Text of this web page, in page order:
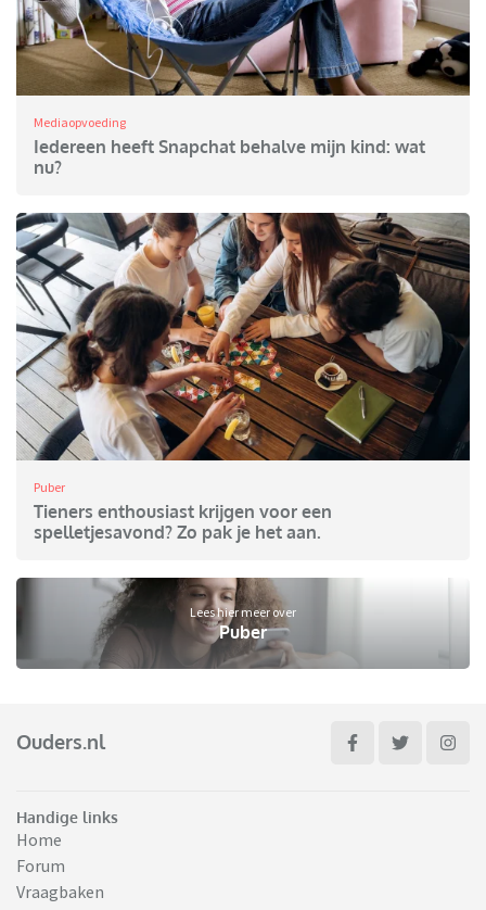
Mediaopvoeding
Iedereen heeft Snapchat behalve mijn kind: wat
nu?
Puber
Tieners enthousiast krijgen voor een
spelletjesavond? Zo pak je het aan.
Lees hier meer over
Puber
Ouders.nl
Handige links
Home
Forum
Vraagbaken